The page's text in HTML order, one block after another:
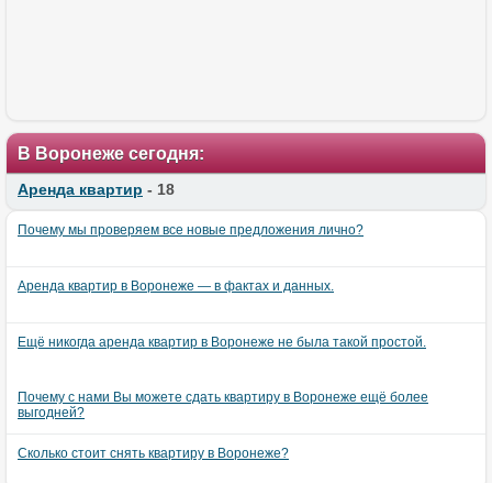
В Воронеже сегодня:
Аренда квартир - 18
Почему мы проверяем все новые предложения лично?
Аренда квартир в Воронеже — в фактах и данных.
Ещё никогда аренда квартир в Воронеже не была такой простой.
Почему с нами Вы можете сдать квартиру в Воронеже ещё более
выгодней?
Сколько стоит снять квартиру в Воронеже?